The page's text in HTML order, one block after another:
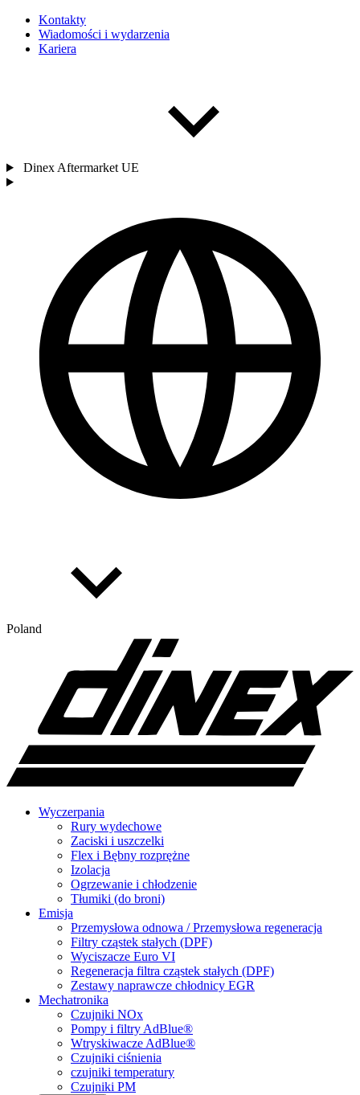
Kontakty
Wiadomości i wydarzenia
Kariera
Dinex Aftermarket UE
Poland
Wyczerpania
Rury wydechowe
Zaciski i uszczelki
Flex i Bębny rozprężne
Izolacja
Ogrzewanie i chłodzenie
Tłumiki (do broni)
Emisja
Przemysłowa odnowa / Przemysłowa regeneracja
Filtry cząstek stałych (DPF)
Wyciszacze Euro VI
Regeneracja filtra cząstek stałych (DPF)
Zestawy naprawcze chłodnicy EGR
Mechatronika
Czujniki NOx
Pompy i filtry AdBlue®
Wtryskiwacze AdBlue®
Czujniki ciśnienia
czujniki temperatury
Czujniki PM